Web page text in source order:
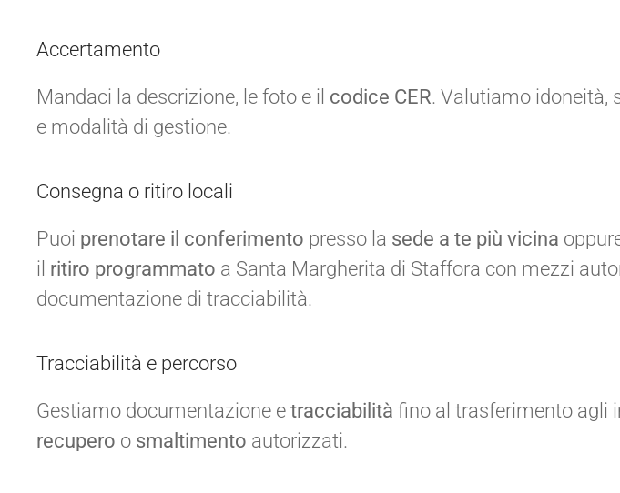
Accertamento
Mandaci la descrizione, le foto e il codice CER. Valutiamo idoneità,
e modalità di gestione.
Consegna o ritiro locali
Puoi prenotare il conferimento presso la sede a te più vicina
il ritiro programmato a Santa Margherita di Staffora con mezzi
documentazione di tracciabilità.
Tracciabilità e percorso
Gestiamo documentazione e tracciabilità fino al trasferimento agli
recupero o smaltimento autorizzati.